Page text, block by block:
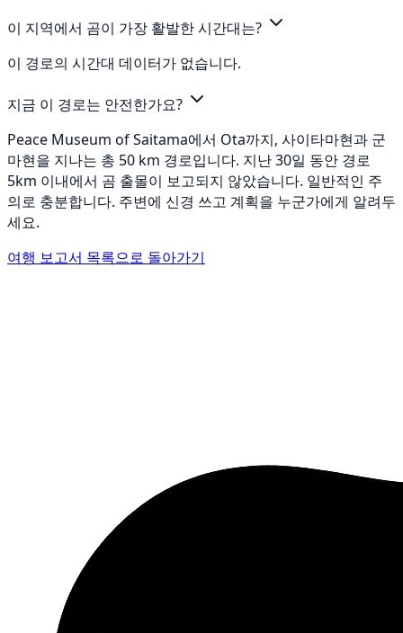
이 지역에서 곰이 가장 활발한 시간대는?
이 경로의 시간대 데이터가 없습니다.
지금 이 경로는 안전한가요?
Peace Museum of Saitama에서 Ota까지, 사이타마현과 군
마현을 지나는 총 50 km 경로입니다. 지난 30일 동안 경로
5km 이내에서 곰 출몰이 보고되지 않았습니다. 일반적인 주
의로 충분합니다. 주변에 신경 쓰고 계획을 누군가에게 알려두
세요.
여행 보고서 목록으로 돌아가기